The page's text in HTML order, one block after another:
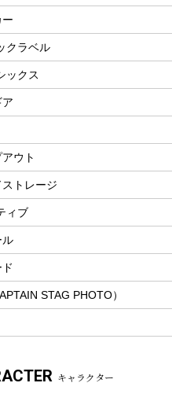
ル
&ミル
マット
クス
クセット
他
リー
ェア
ィングベスト
ト
ンプ
ー
ア
アクセサリー
ング
ングステッキ
ングアクセサリー
ッズ
ス
ネス
ー
クラベル
ックス
ウト
ストレージ
ィブ
ル
STAG PHOTO）
キャラクター